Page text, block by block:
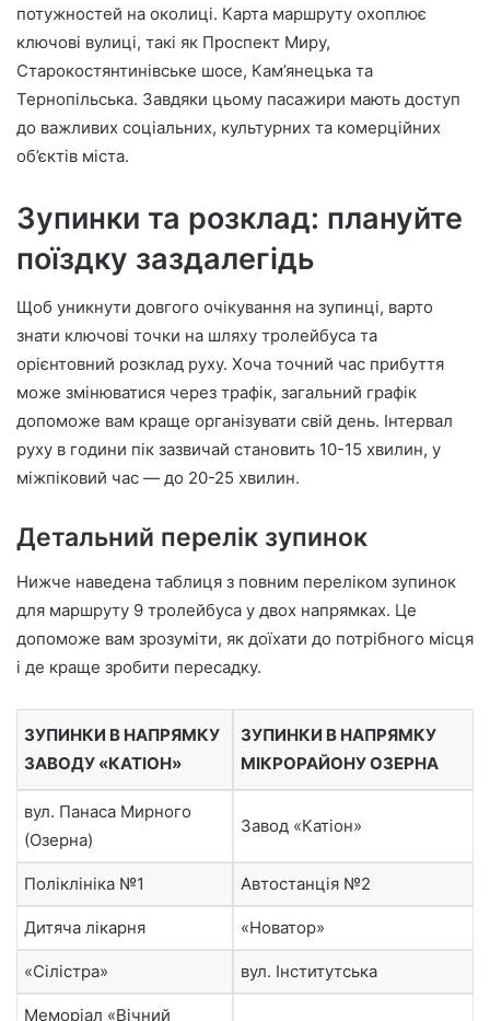
потужностей на околиці. Карта маршруту охоплює
ключові вулиці, такі як Проспект Миру,
Старокостянтинівське шосе, Кам’янецька та
Тернопільська. Завдяки цьому пасажири мають доступ
до важливих соціальних, культурних та комерційних
об’єктів міста.
Зупинки та розклад: плануйте
поїздку заздалегідь
Щоб уникнути довгого очікування на зупинці, варто
знати ключові точки на шляху тролейбуса та
орієнтовний розклад руху. Хоча точний час прибуття
може змінюватися через трафік, загальний графік
допоможе вам краще організувати свій день. Інтервал
руху в години пік зазвичай становить 10-15 хвилин, у
міжпіковий час — до 20-25 хвилин.
Детальний перелік зупинок
Нижче наведена таблиця з повним переліком зупинок
для маршруту 9 тролейбуса у двох напрямках. Це
допоможе вам зрозуміти, як доїхати до потрібного місця
і де краще зробити пересадку.
ЗУПИНКИ В НАПРЯМКУ
ЗАВОДУ «КАТІОН»
ЗУПИНКИ В НАПРЯМКУ
МІКРОРАЙОНУ ОЗЕРНА
вул. Панаса Мирного
(Озерна)
Завод «Катіон»
Поліклініка №1 Автостанція №2
Дитяча лікарня «Новатор»
«Сілістра» вул. Інститутська
Меморіал «Вічний